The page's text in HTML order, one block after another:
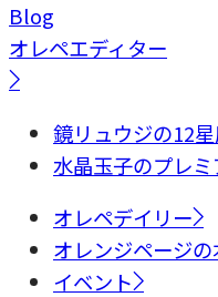
Blog
オレペエディター
鏡リュウジの12
水晶玉子のプレ
オレペデイリー
オレンジページの
イベント